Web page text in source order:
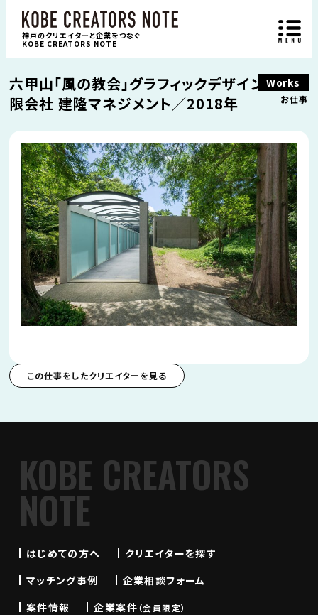
神戸のクリエイターと企業をつなぐ
KOBE CREATORS NOTE
Works
お仕事
六甲山「風の教会」グラフィックデザイン／有
限会社 建隆マネジメント／2018年
この仕事をしたクリエイターを見る
KOBE CREATORS
NOTE
はじめての方へ
クリエイターを探す
マッチング事例
企業相談フォーム
案件情報
企業案件（会員限定）